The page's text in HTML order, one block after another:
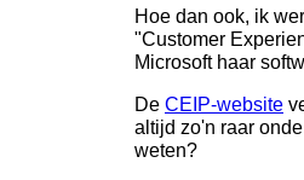
Hoe dan ook, ik
"Customer
Microsoft haar
De CEIP-website
altijd zo'n raar
weten?